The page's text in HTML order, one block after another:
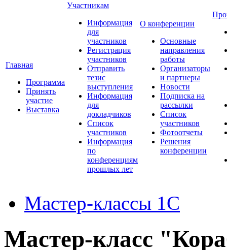
Главная
Программа
Принять
участие
Выставка
Участникам
Информация
для
участников
Регистрация
участников
Отправить
тезис
выступления
Информация
для
докладчиков
Список
участников
Информация
по
конференциям
прошлых лет
О конференции
Основные
направления
работы
Организаторы
и партнеры
Новости
Подписка на
рассылки
Список
участников
Фотоотчеты
Решения
конференции
Мастер-классы 1С
Мастер-класс